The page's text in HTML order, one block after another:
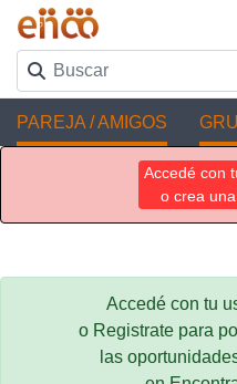
PAREJA / AMIGOS
Accedé con
o crea
Accedé con tu
o Registrate para
las